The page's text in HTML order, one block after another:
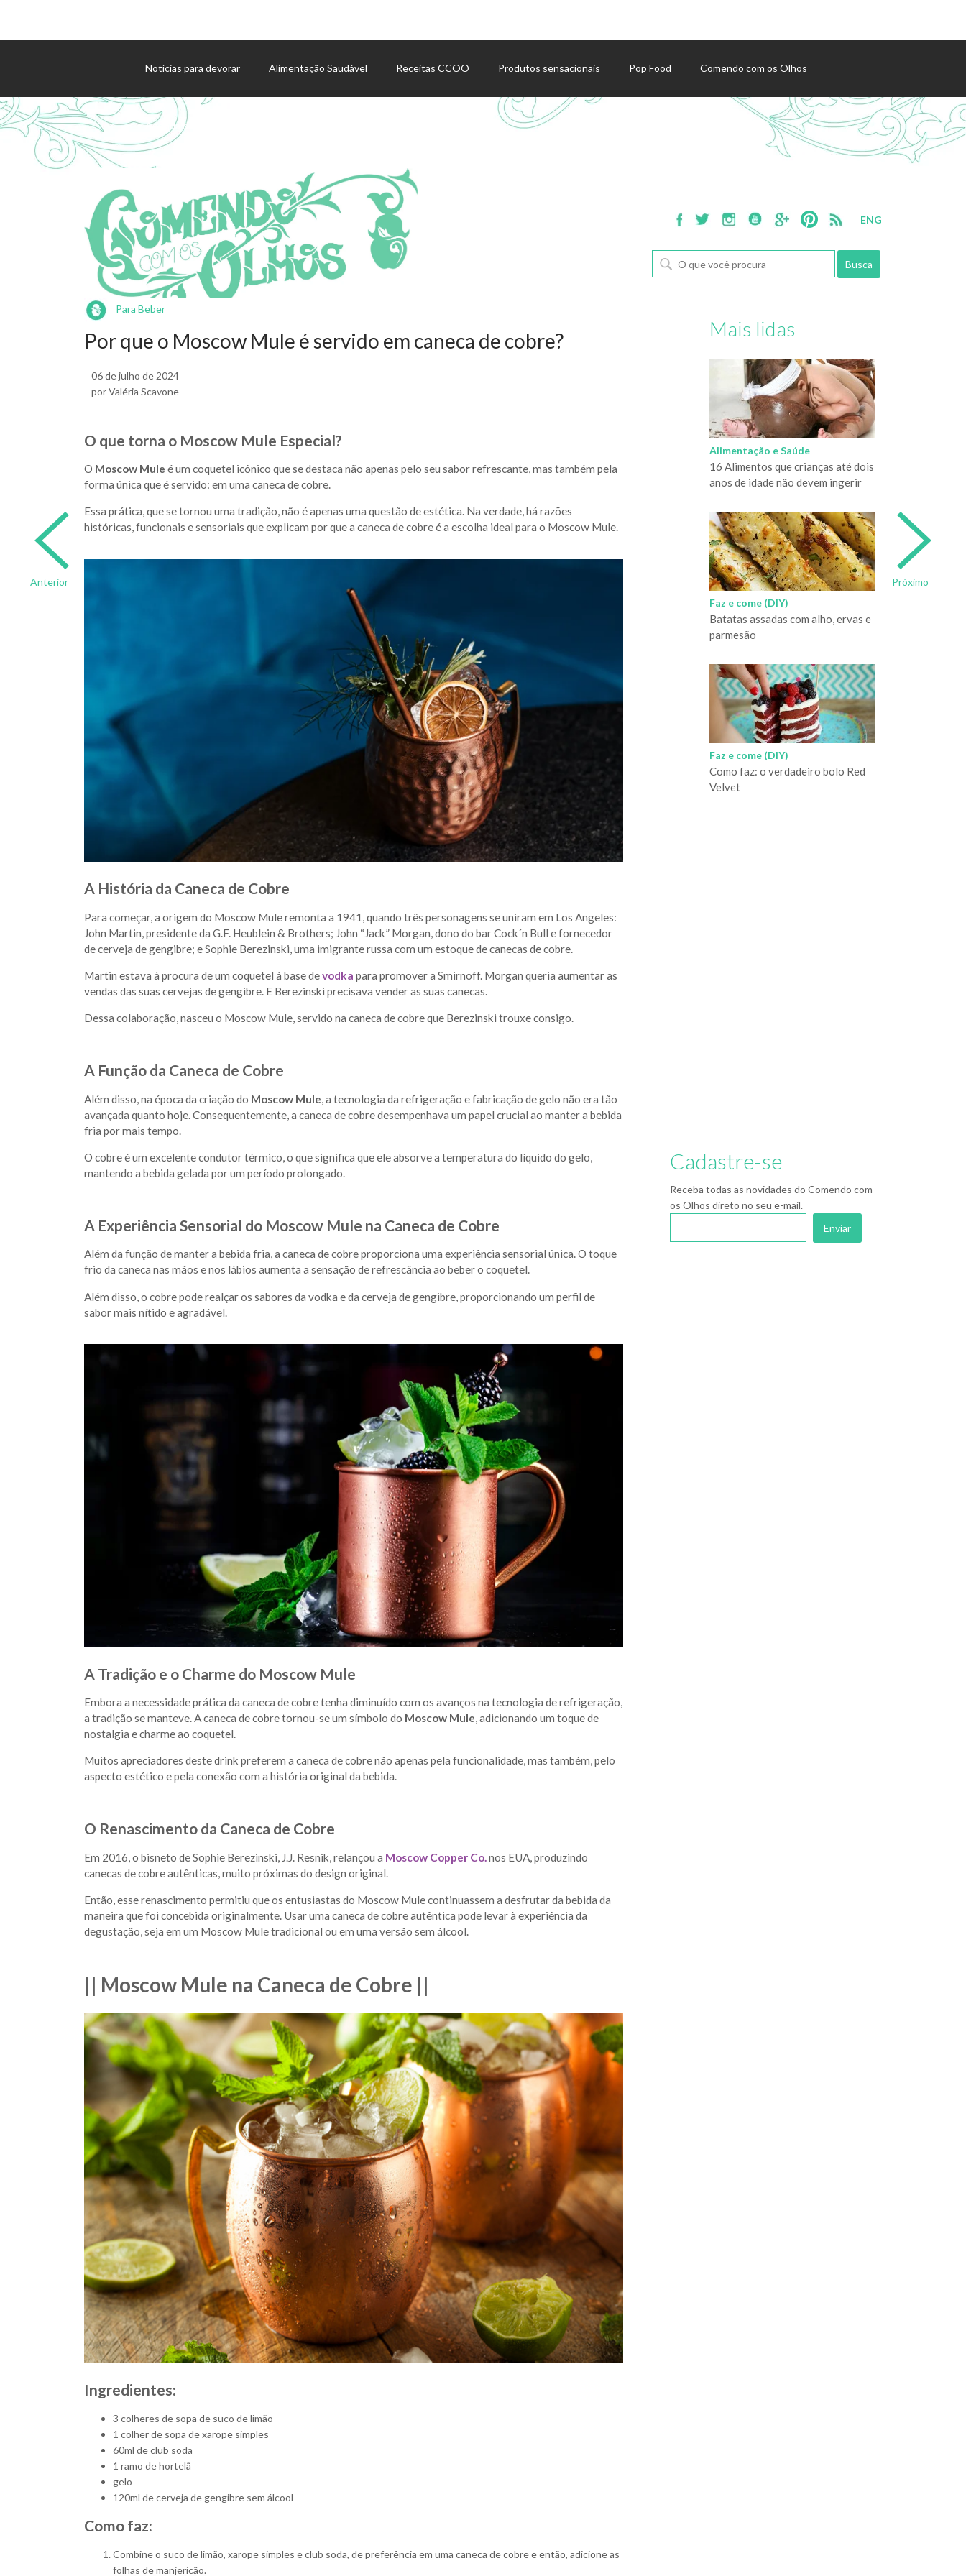
Notícias para devorar Alimentação Saudável Receitas CCOO Produtos sensacionais Pop Food Comendo com os Olhos
Agenda de eventos
ENG
Anterior Próximo
Para Beber
Por que o Moscow Mule é servido em caneca de cobre?
06 de julho de 2024
por Valéria Scavone
O que torna o Moscow Mule Especial?
O Moscow Mule é um coquetel icônico que se destaca não apenas pelo seu sabor refrescante, mas também pela
forma única que é servido: em uma caneca de cobre.
Essa prática, que se tornou uma tradição, não é apenas uma questão de estética. Na verdade, há razões
históricas, funcionais e sensoriais que explicam por que a caneca de cobre é a escolha ideal para o Moscow Mule.
A História da Caneca de Cobre
Para começar, a origem do Moscow Mule remonta a 1941, quando três personagens se uniram em Los Angeles:
John Martin, presidente da G.F. Heublein & Brothers; John “Jack” Morgan, dono do bar Cock´n Bull e fornecedor
de cerveja de gengibre; e Sophie Berezinski, uma imigrante russa com um estoque de canecas de cobre.
Martin estava à procura de um coquetel à base devodka para promover a Smirnoff. Morgan queria aumentar as
vendas das suas cervejas de gengibre. E Berezinski precisava vender as suas canecas.
Dessa colaboração, nasceu o Moscow Mule, servido na caneca de cobre que Berezinski trouxe consigo.
A Função da Caneca de Cobre
Além disso, na época da criação do Moscow Mule , a tecnologia da refrigeração e fabricação de gelo não era tão
avançada quanto hoje. Consequentemente, a caneca de cobre desempenhava um papel crucial ao manter a bebida
fria por mais tempo.
O cobre é um excelente condutor térmico, o que significa que ele absorve a temperatura do líquido do gelo,
mantendo a bebida gelada por um período prolongado.
A Experiência Sensorial do Moscow Mule na Caneca de Cobre
Além da função de manter a bebida fria, a caneca de cobre proporciona uma experiência sensorial única. O toque
frio da caneca nas mãos e nos lábios aumenta a sensação de refrescância ao beber o coquetel.
Além disso, o cobre pode realçar os sabores da vodka e da cerveja de gengibre, proporcionando um perfil de
sabor mais nítido e agradável.
A Tradição e o Charme do Moscow Mule
Embora a necessidade prática da caneca de cobre tenha diminuído com os avanços na tecnologia de refrigeração,
a tradição se manteve. A caneca de cobre tornou-se um símbolo do Moscow Mule, adicionando um toque de
nostalgia e charme ao coquetel.
Muitos apreciadores deste drink preferem a caneca de cobre não apenas pela funcionalidade, mas também, pelo
aspecto estético e pela conexão com a história original da bebida.
O Renascimento da Caneca de Cobre
Em 2016, o bisneto de Sophie Berezinski, J.J. Resnik, relançou a Moscow Copper Co. nos EUA, produzindo
canecas de cobre autênticas, muito próximas do design original.
Então, esse renascimento permitiu que os entusiastas do Moscow Mule continuassem a desfrutar da bebida da
maneira que foi concebida originalmente. Usar uma caneca de cobre autêntica pode levar à experiência da
degustação, seja em um Moscow Mule tradicional ou em uma versão sem álcool.
|| Moscow Mule na Caneca de Cobre ||
Ingredientes:
3 colheres de sopa de suco de limão
1 colher de sopa de xarope simples
60ml de club soda
1 ramo de hortelã
gelo
120ml de cerveja de gengibre sem álcool
Como faz:
Combine o suco de limão, xarope simples e club soda, de preferência em uma caneca de cobre e então, adicione as
folhas de manjericão.
Mais lidas
Alimentação e Saúde
16 Alimentos que crianças até dois
anos de idade não devem ingerir
Faz e come (DIY)
Batatas assadas com alho, ervas e
parmesão
Faz e come (DIY)
Como faz: o verdadeiro bolo Red
Velvet
Cadastre-se
Receba todas as novidades do Comendo com
os Olhos direto no seu e-mail.